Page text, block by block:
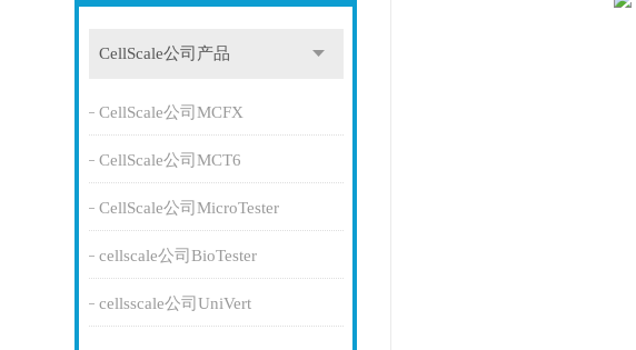
CellScale公司产品
CellScale公司MCFX
CellScale公司MCT6
CellScale公司MicroTester
cellscale公司BioTester
cellsscale公司UniVert